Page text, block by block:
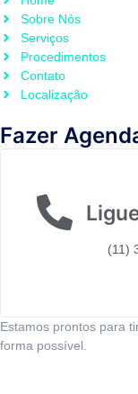
Sobre Nós
Serviços
Procedimentos
Contato
Localização
Fazer
(11)
Estamos prontos para
forma possível.